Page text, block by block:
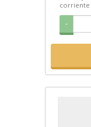
corriente
-